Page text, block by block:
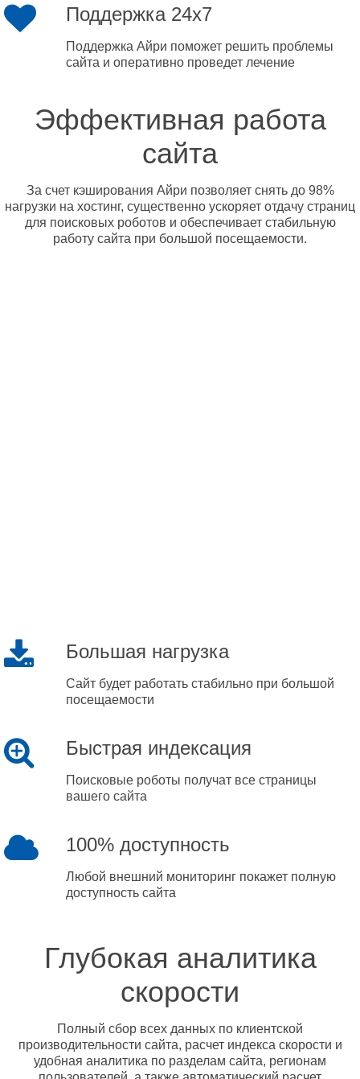
Поддержка 24x7
Поддержка Айри поможет решить проблемы
сайта и оперативно проведет лечение
Эффективная работа
сайта
За счет кэширования Айри позволяет снять до 98%
нагрузки на хостинг, существенно ускоряет отдачу страниц
для поисковых роботов и обеспечивает стабильную
работу сайта при большой посещаемости.
Большая нагрузка
Сайт будет работать стабильно при большой
посещаемости
Быстрая индексация
Поисковые роботы получат все страницы
вашего сайта
100% доступность
Любой внешний мониторинг покажет полную
доступность сайта
Глубокая аналитика
скорости
Полный сбор всех данных по клиентской
производительности сайта, расчет индекса скорости и
удобная аналитика по разделам сайта, регионам